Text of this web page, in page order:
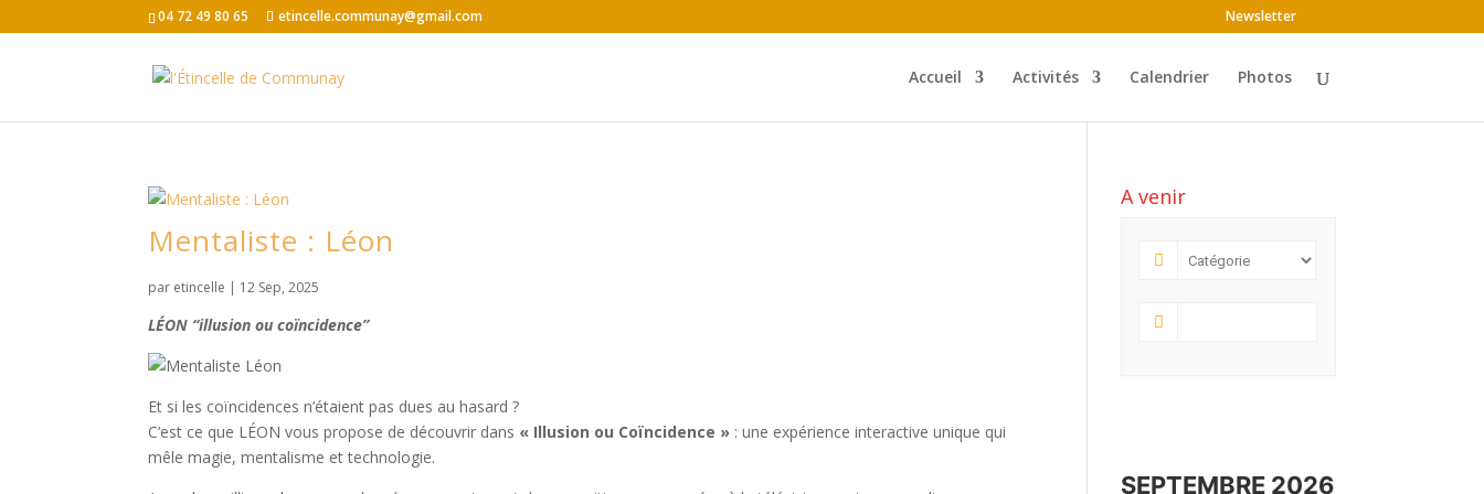
04 72 49 80 65 etincelle.communay@gmail.com Newsletter
Accueil Activités Calendrier Photos
Mentaliste : Léon
par etincelle | 12 Sep, 2025
LÉON “illusion ou coïncidence”
Et si les coïncidences n’étaient pas dues au hasard ?
C’est ce que LÉON vous propose de découvrir dans « Illusion ou Coïncidence » : une expérience interactive unique qui
mêle magie, mentalisme et technologie.
A venir
SEPTEMBRE 2026